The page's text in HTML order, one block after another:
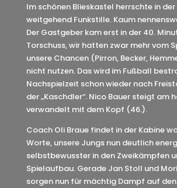
Im schönen Blieskastel herrschte in
weitgehend Funkstille. Kaum
Der Gastgeber kam erst in der 40.
Torschuss, wir hatten zwar mehr vom
unsere Chancen (Pirron, Becker,
nicht nutzen. Das wird im Fußball
Nachspielzeit schon wieder nach
der „Kaschdler“. Nico Bauer steigt am
verwandelt mit dem Kopf (46.).
Coach Oli Braue findet in der Kabine
Worte, unsere Jungs nun deutlich
selbstbewusster in den Zweikämpfen
Spielaufbau. Gerade Jan Stoll und
sorgen nun für mächtig Dampf auf